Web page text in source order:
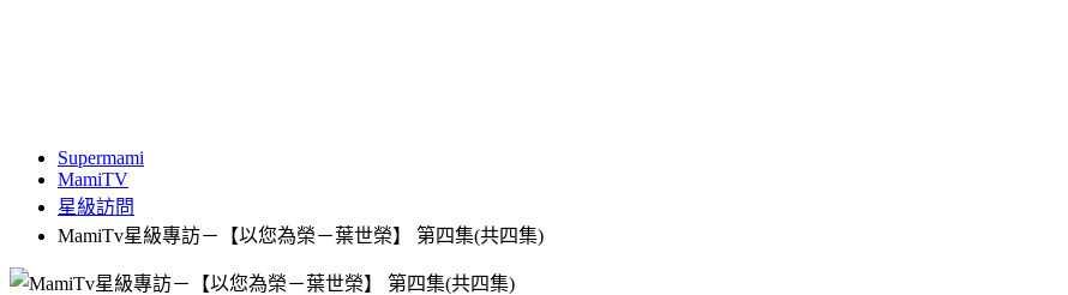
Supermami
MamiTV
星級訪問
MamiTv星級專訪－【以您為榮－葉世榮】 第四集(共四集)